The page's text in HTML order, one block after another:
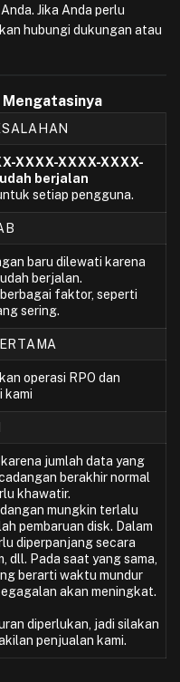
Jika Anda perlu
hubungi dukungan atau
Mengatasinya
XXXX-XXXX-XXXX-
berjalan
setiap pengguna.
baru dilewati karena
berjalan.
faktor, seperti
sering.
operasi RPO dan
kami
jumlah data yang
berakhir normal
khawatir.
mungkin terlalu
pembaruan disk. Dalam
diperpanjang secara
dll. Pada saat yang sama,
berarti waktu mundur
akan meningkat.
diperlukan, jadi silakan
penjualan kami.